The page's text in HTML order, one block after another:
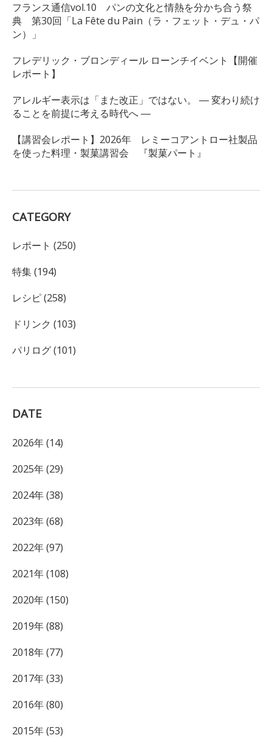
フランス通信vol.10 パンの文化と情熱を分かち合う祭
典 第30回「La Fête du Pain（ラ・フェット・デュ・パ
ン）」
フレデリック・ブロンディール ローンチイベント【開催
レポート】
アレルギー表示は「また改正」ではない。 ― 変わり続け
ることを前提に考える時代へ ―
【講習会レポート】2026年 レミーコアントロー社製品
を使った料理・製菓講習会 『製菓パート』
CATEGORY
レポート (250)
特集 (194)
レシピ (258)
ドリンク (103)
パリログ (101)
DATE
2026年 (14)
2025年 (29)
2024年 (38)
2023年 (68)
2022年 (97)
2021年 (108)
2020年 (150)
2019年 (88)
2018年 (77)
2017年 (33)
2016年 (80)
2015年 (53)